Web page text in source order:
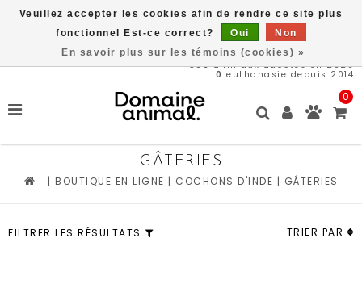
566animaux adoptés en 2026
0 euthanasie depuis 2014
0
GÂTERIES
| BOUTIQUE EN LIGNE | COCHONS D'INDE | GÂTERIES
FILTRER LES RÉSULTATS TRIER PAR
Veuillez accepter les cookies afin de rendre ce site plus
fonctionnel Est-ce correct?
Oui
Non
En savoir plus sur les témoins (cookies) »
Une partie des bénéfices est remit directement au refuge du
Domaine Animal, ACHETEZ ICI, SAUVEZ DES VIES